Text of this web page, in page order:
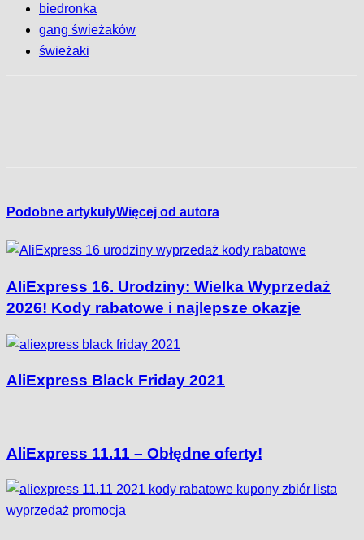
biedronka
gang świeżaków
świeżaki
Podobne artykułyWięcej od autora
AliExpress 16. Urodziny: Wielka Wyprzedaż
2026! Kody rabatowe i najlepsze okazje
AliExpress Black Friday 2021
AliExpress 11.11 – Obłędne oferty!